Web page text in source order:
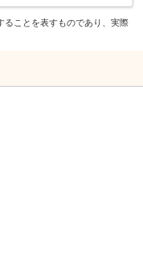
ことを表すものであり、実際